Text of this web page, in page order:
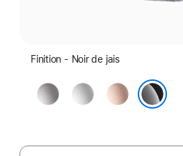
Finition - Noir de jais
Gris
sidéral
ArgentOr
rose